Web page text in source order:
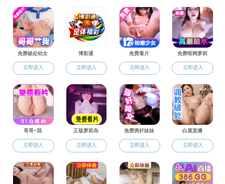
本科招生
研究生招生
博士后招聘
就业资讯
研究生招生
韩国色情 2025年硕士
2024年韩国色情 研究
韩国色情 2024年硕士
韩国色情 2023 年学术
韩国色情 2023年硕士